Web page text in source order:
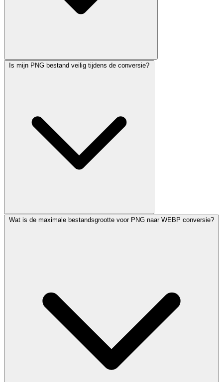
Is mijn PNG bestand veilig tijdens de conversie?
Wat is de maximale bestandsgrootte voor PNG naar WEBP conversie?